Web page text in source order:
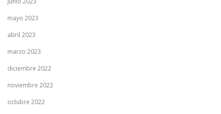
mayo 2023
abril 2023
marzo 2023
diciembre 2022
noviembre 2022
octubre 2022